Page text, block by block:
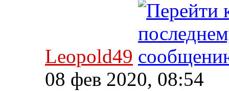
Leopold49
08 фев 2020, 08:54